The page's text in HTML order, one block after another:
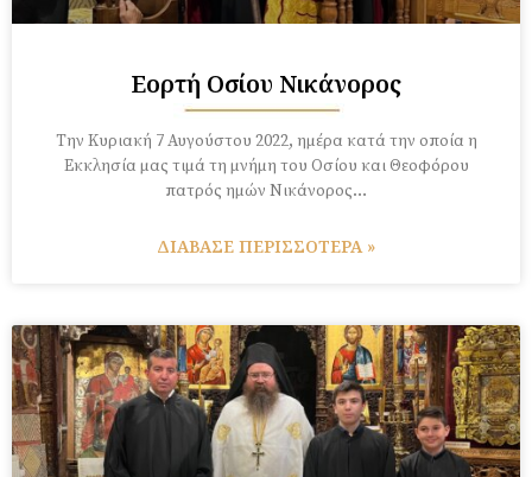
Εορτή Οσίου Νικάνορος
Την Κυριακή 7 Αυγούστου 2022, ημέρα κατά την οποία η
Εκκλησία μας τιμά τη μνήμη του Οσίου και Θεοφόρου
πατρός ημών Νικάνορος…
ΔΙΑΒΑΣΕ ΠΕΡΙΣΣΟΤΕΡΑ »